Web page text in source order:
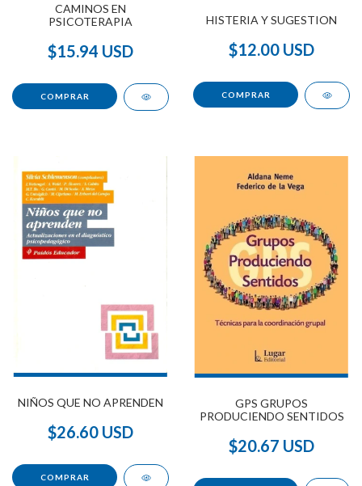
CAMINOS EN
PSICOTERAPIA
$15.94 USD
HISTERIA Y SUGESTION
$12.00 USD
NIÑOS QUE NO APRENDEN
$26.60 USD
GPS GRUPOS
PRODUCIENDO SENTIDOS
$20.67 USD